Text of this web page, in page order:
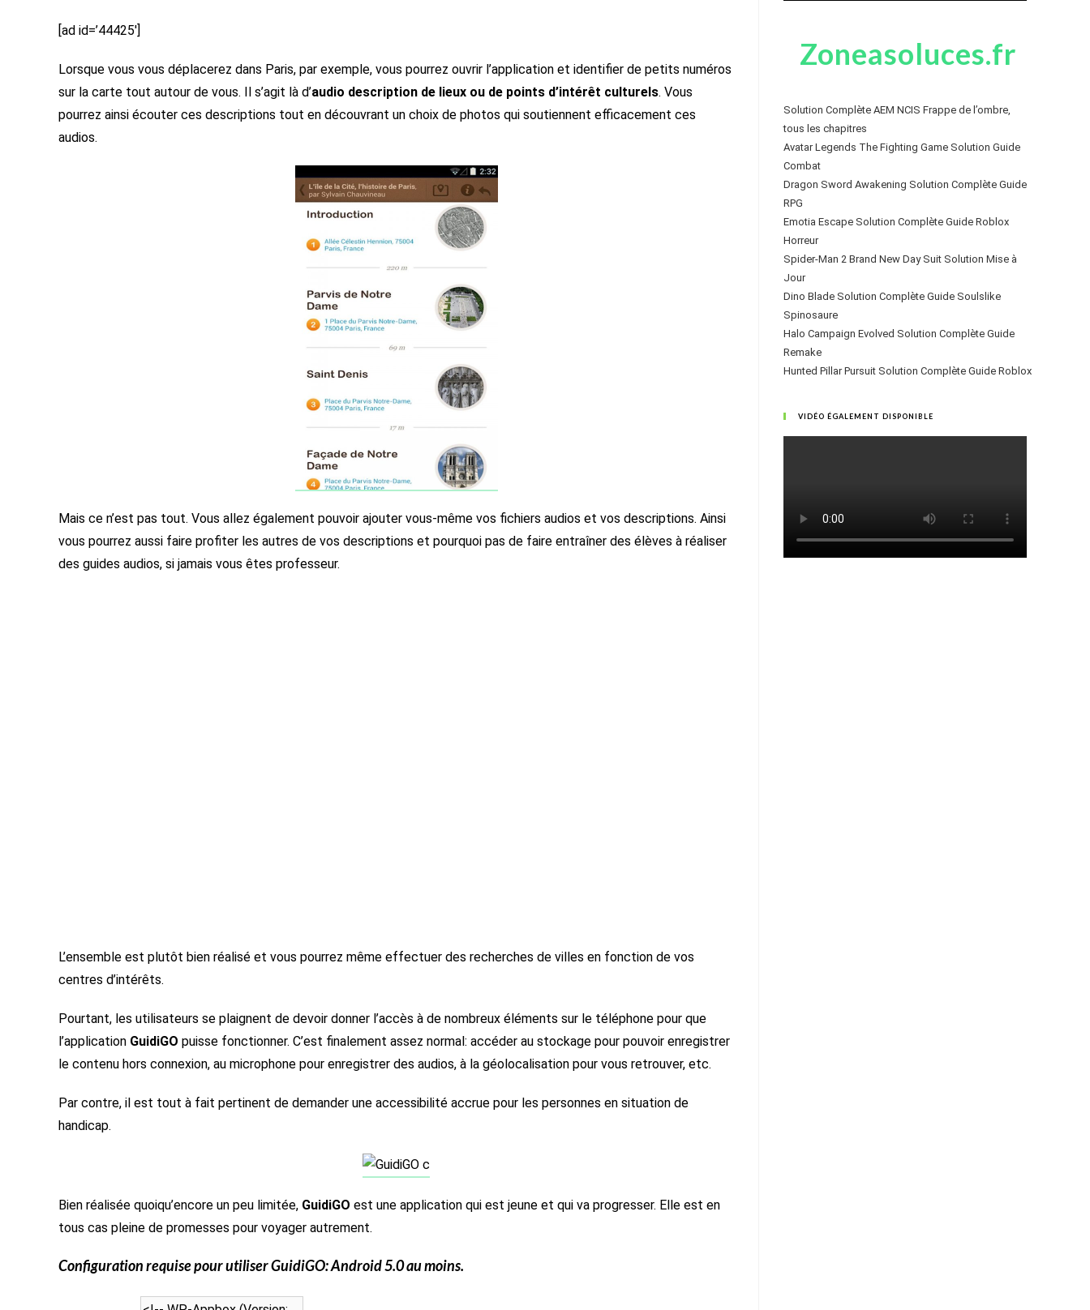
[ad id=’44425′]
Lorsque vous vous déplacerez dans Paris, par exemple, vous pourrez ouvrir l’application et identifier de petits numéros
sur la carte tout autour de vous. Il s’agit là d’audio description de lieux ou de points d’intérêt culturels. Vous
pourrez ainsi écouter ces descriptions tout en découvrant un choix de photos qui soutiennent efficacement ces
audios.
Mais ce n’est pas tout. Vous allez également pouvoir ajouter vous-même vos fichiers audios et vos descriptions. Ainsi
vous pourrez aussi faire profiter les autres de vos descriptions et pourquoi pas de faire entraîner des élèves à réaliser
des guides audios, si jamais vous êtes professeur.
L’ensemble est plutôt bien réalisé et vous pourrez même effectuer des recherches de villes en fonction de vos
centres d’intérêts.
Pourtant, les utilisateurs se plaignent de devoir donner l’accès à de nombreux éléments sur le téléphone pour que
l’application GuidiGO puisse fonctionner. C’est finalement assez normal: accéder au stockage pour pouvoir enregistrer
le contenu hors connexion, au microphone pour enregistrer des audios, à la géolocalisation pour vous retrouver, etc.
Par contre, il est tout à fait pertinent de demander une accessibilité accrue pour les personnes en situation de
handicap.
Bien réalisée quoiqu’encore un peu limitée, GuidiGO est une application qui est jeune et qui va progresser. Elle est en
tous cas pleine de promesses pour voyager autrement.
Configuration requise pour utiliserGuidiGO: Android 5.0 au moins.
Zoneasoluces.fr
Solution Complète AEM NCIS Frappe de l’ombre,
tous les chapitres
Avatar Legends The Fighting Game Solution Guide
Combat
Dragon Sword Awakening Solution Complète Guide
RPG
Emotia Escape Solution Complète Guide Roblox
Horreur
Spider-Man 2 Brand New Day Suit Solution Mise à
Jour
Dino Blade Solution Complète Guide Soulslike
Spinosaure
Halo Campaign Evolved Solution Complète Guide
Remake
Hunted Pillar Pursuit Solution Complète Guide Roblox
VIDÉO ÉGALEMENT DISPONIBLE